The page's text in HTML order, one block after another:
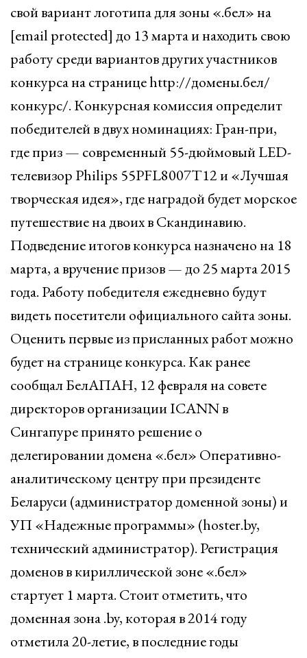
свой вариант логотипа для зоны «.бел» на
[email protected] до 13 марта и находить свою
работу среди вариантов других участников
конкурса на странице http://домены.бел/
конкурс/. Конкурсная комиссия определит
победителей в двух номинациях: Гран-при,
где приз — современный 55-дюймовый LED-
телевизор Philips 55PFL8007T12 и «Лучшая
творческая идея», где наградой будет морское
путешествие на двоих в Скандинавию.
Подведение итогов конкурса назначено на 18
марта, а вручение призов — до 25 марта 2015
года. Работу победителя ежедневно будут
видеть посетители официального сайта зоны.
Оценить первые из присланных работ можно
будет на странице конкурса. Как ранее
сообщал БелАПАН, 12 февраля на совете
директоров организации ICANN в
Сингапуре принято решение о
делегировании домена «.бел» Оперативно-
аналитическому центру при президенте
Беларуси (администратор доменной зоны) и
УП «Надежные программы» (hoster.by,
технический администратор). Регистрация
доменов в кириллической зоне «.бел»
стартует 1 марта. Стоит отметить, что
доменная зона .by, которая в 2014 году
отметила 20-летие, в последние годы